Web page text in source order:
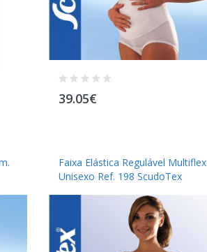
39.05€
Faixa Elástica Regulável Multiflex
Unisexo Ref. 198 ScudoTex